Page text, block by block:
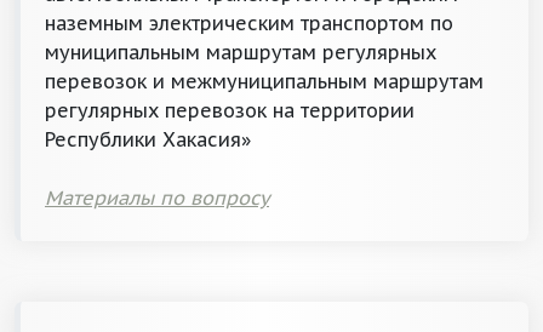
наземным электрическим транспортом по
муниципальным маршрутам регулярных
перевозок и межмуниципальным маршрутам
регулярных перевозок на территории
Республики Хакасия»
Материалы по вопросу